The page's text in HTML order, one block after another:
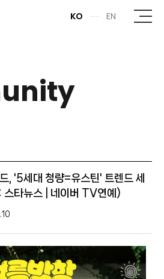
KO EN
, '5세대 청량=유스틴' 트렌드 세
스타뉴스 | 네이버 TV연예)